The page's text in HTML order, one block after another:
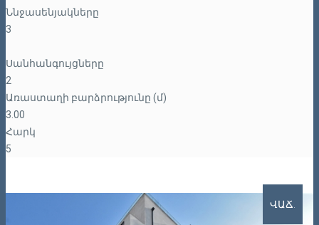
Ննջասենյակները
3
Սանհանգույցները
2
Առաստաղի բարձրությունը (մ)
3.00
Հարկ
5
ՎԱՃ.